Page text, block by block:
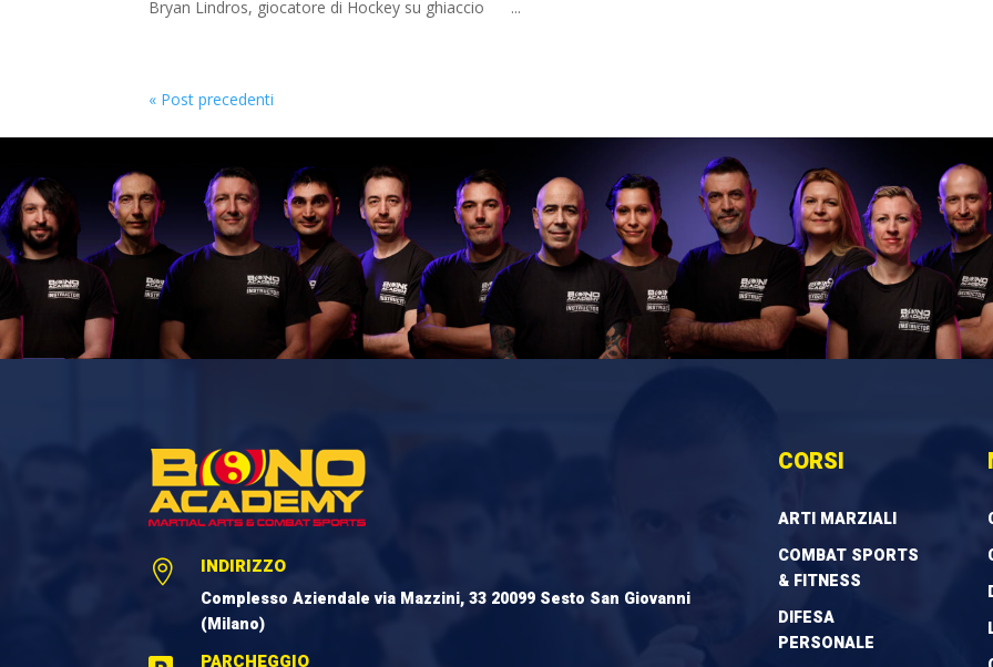
Bryan Lindros, giocatore di Hockey su ghiaccio ...
« Post precedenti
 INDIRIZZO
Complesso Aziendale via Mazzini, 33 20099 Sesto San Giovanni
(Milano)
PARCHEGGIO
CORSI
ARTI MARZIALI
COMBAT SPORTS
& FITNESS
DIFESA
PERSONALE